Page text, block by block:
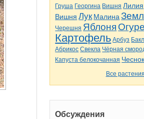
Груша Георгина Вишня Лилия
Вишня Лук Малина
Черешня Яблоня
Картофель Арбуз
Абрикос Свекла Чёрная
Капуста белокочанная Чеснок
Все
Обсуждения